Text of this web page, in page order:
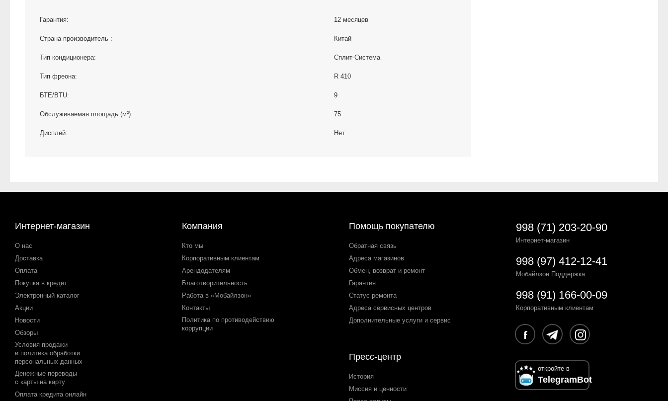
Гарантия: 12 месяцев
Страна производитель : Китай
Тип кондиционера: Сплит-Система
Тип фреона: R 410
БТЕ/BTU: 9
Обслуживаемая площадь (м²): 75
Дисплей: Нет
Интернет-магазин
О нас
Доставка
Оплата
Покупка в кредит
Электронный каталог
Акции
Новости
Обзоры
Условия продажи
и политика обработки
персональных данных
Денежные переводы
с карты на карту
Оплата кредита онлайн
Компания
Кто мы
Корпоративным клиентам
Арендодателям
Благотворительность
Работа в «Мобайлзон»
Контакты
Политика по противодействию
коррупции
Помощь покупателю
Обратная связь
Адреса магазинов
Обмен, возврат и ремонт
Гарантия
Статус ремонта
Адреса сервисных центров
Дополнительные услуги и сервис
Пресс-центр
История
Миссия и ценности
998 (71) 203-20-90
Интернет-магазин
998 (97) 412-12-41
Мобайлзон Поддержка
998 (91) 166-00-09
Корпоративным клиентам
откройте в
TelegramBot